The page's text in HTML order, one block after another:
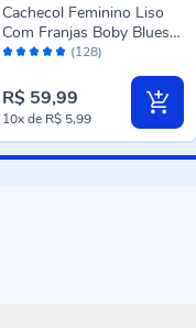
Avaliação: (128)
Cachecol Feminino Liso
Com Franjas Boby Blues
Off White
R$ 59,99
10xde R$ 5,99